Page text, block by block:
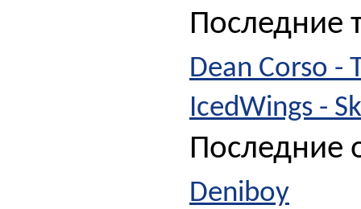
Последние
Dean Corso -
IcedWings -
Последние
Deniboy